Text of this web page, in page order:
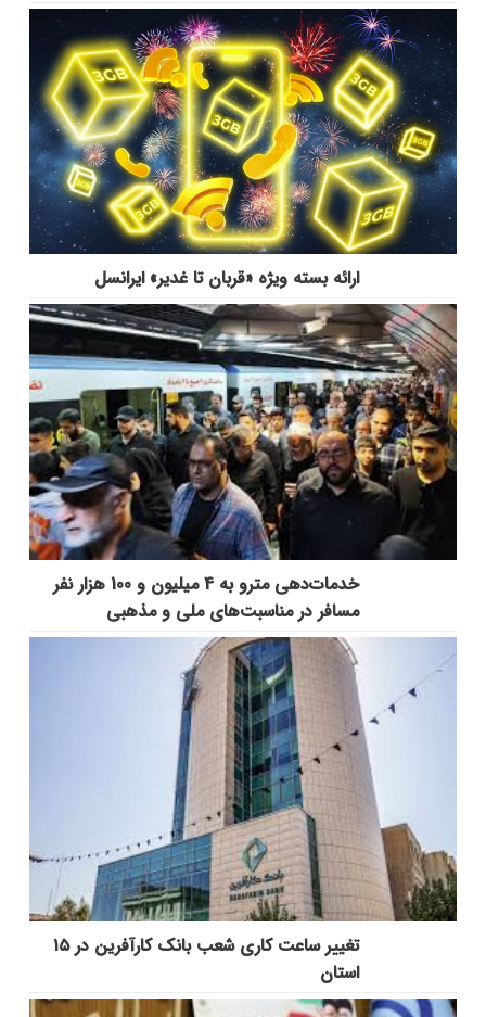
ارائه بسته ویژه «قربان تا غدیر» ایرانسل
خدمات‌دهي مترو به 4 ميليون و 100 هزار نفر
مسافر در مناسبت‌هاي ملي و مذهبي
تغییر ساعت کاری شعب بانک کارآفرین در ۱۵
استان